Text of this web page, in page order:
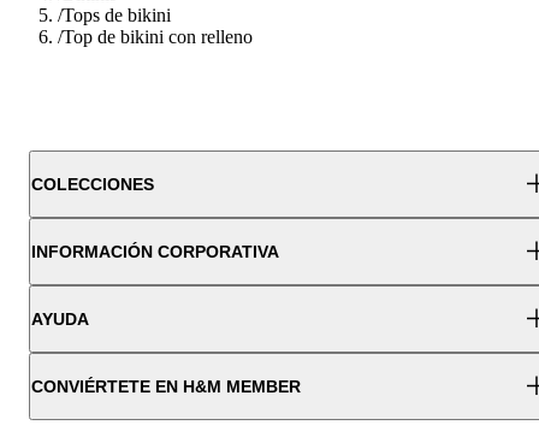
/Tops de bikini
/Top de bikini con relleno
COLECCIONES
INFORMACIÓN CORPORATIVA
AYUDA
CONVIÉRTETE EN H&M MEMBER